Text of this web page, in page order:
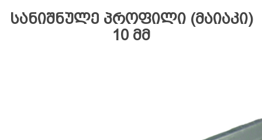
სანიშნულე პროფილი (მაიაკი)
10 მმ